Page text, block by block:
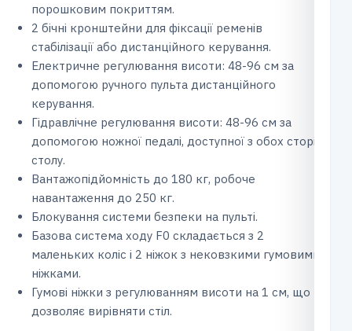
порошковим покриттям.
2 бічні кронштейни для фіксації ременів
стабілізації або дистанційного керування.
Електричне регулювання висоти: 48-96 см за
допомогою ручного пульта дистанційного
керування.
Гідравлічне регулювання висоти: 48-96 см за
допомогою ножної педалі, доступної з обох сторін
столу.
Вантажопідйомність до 180 кг, робоче
навантаження до 250 кг.
Блокування системи безпеки на пульті.
Базова система ходу F0 складається з 2
маленьких коліс і 2 ніжок з нековзкими гумовими
ніжками.
Гумові ніжки з регулюванням висоти на 1 см, що
дозволяє вирівняти стіл.